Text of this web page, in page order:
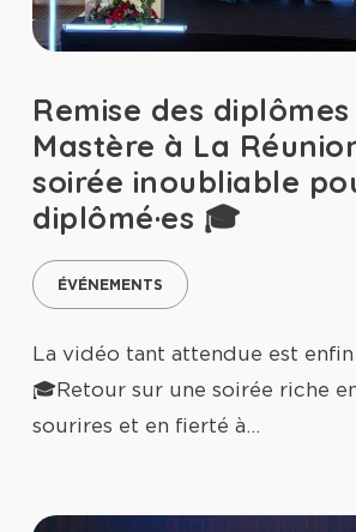
Remise des
Mastère à La
soirée inoubliable
diplômé·es 🎓
ÉVÉNEMENTS
La vidéo tant attendue est
🎓Retour sur une soirée riche
sourires et en fierté à…